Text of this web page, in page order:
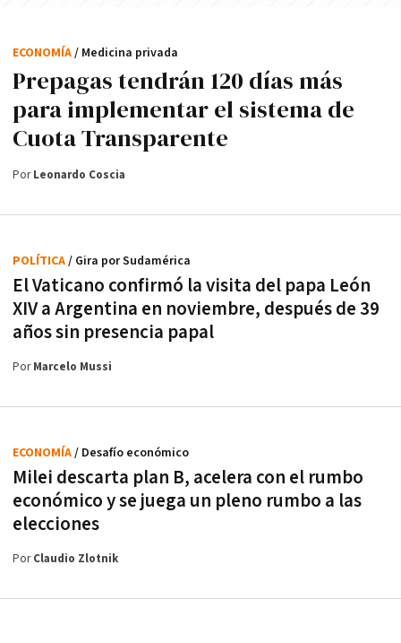
Prepagas tendrán 120 días más
para implementar el sistema de
Cuota Transparente
ECONOMÍA/ Medicina privada
PorLeonardo Coscia
El Vaticano confirmó la visita del papa León
XIV a Argentina en noviembre, después de 39
años sin presencia papal
POLÍTICA/ Gira por Sudamérica
PorMarcelo Mussi
Milei descarta plan B, acelera con el rumbo
económico y se juega un pleno rumbo a las
elecciones
ECONOMÍA/ Desafío económico
PorClaudio Zlotnik